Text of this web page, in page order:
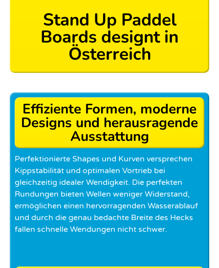
Stand Up Paddel
Boards designt in
Österreich
Effiziente Formen, moderne
Designs und herausragende
Ausstattung
Perfektionierte Shapes und Kurven versprechen
Kippstabilität und optimalen Vortrieb bei
gleichzeitig idealer Wendigkeit. Die perfekten
Rundungen bieten Wellen weniger Widerstand,
ermöglichen einen hervorragenden Wasserablauf
und durch die genau bedachte Breite des Hecks
fallen schnelle Wendungen nicht schwer.